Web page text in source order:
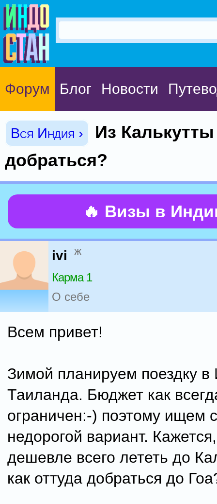
Форум Блог Новости
Вся Индия ›
Из Калькутты
добраться?
🔥 Визы в
ivi ж
Карма 1
О себе
Всем привет!
Зимой планируем поездку
Таиланда. Бюджет как
ограничен:-) поэтому ищем
недорогой вариант.
дешевле всего лететь до
как оттуда добраться до